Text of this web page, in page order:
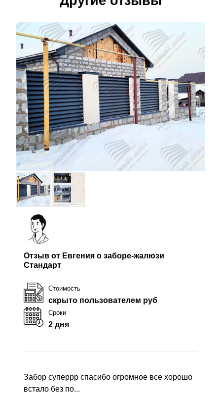
Отзыв от Евгения о заборе-жалюзи
Стандарт
Стоимость
скрыто пользователем руб
Сроки
2 дня
Забор суперрр спасибо огромное все хорошо
встало без по...